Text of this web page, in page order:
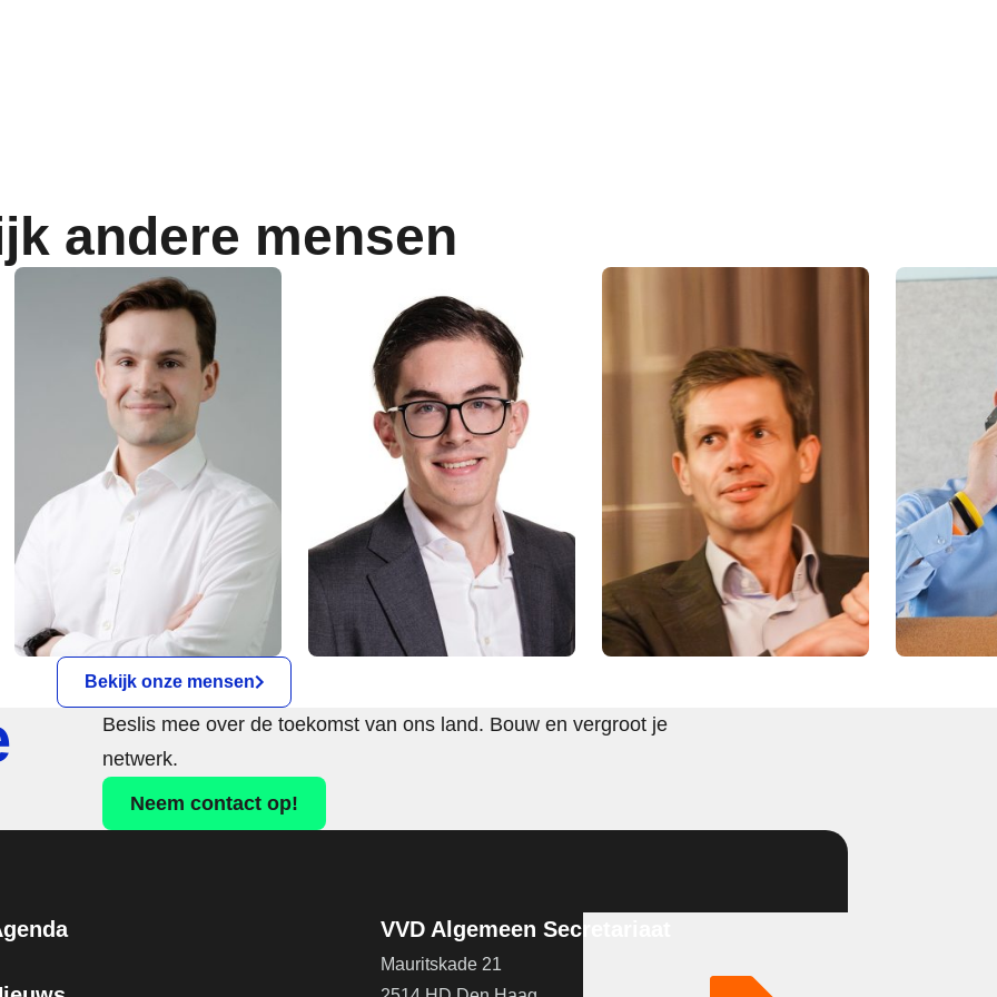
andere mensen
Bekijk onze mensen
Beslis mee over de toekomst van ons land. Bouw en vergroot je
netwerk.
Neem contact op!
VVD Algemeen Secretariaat
Mauritskade 21